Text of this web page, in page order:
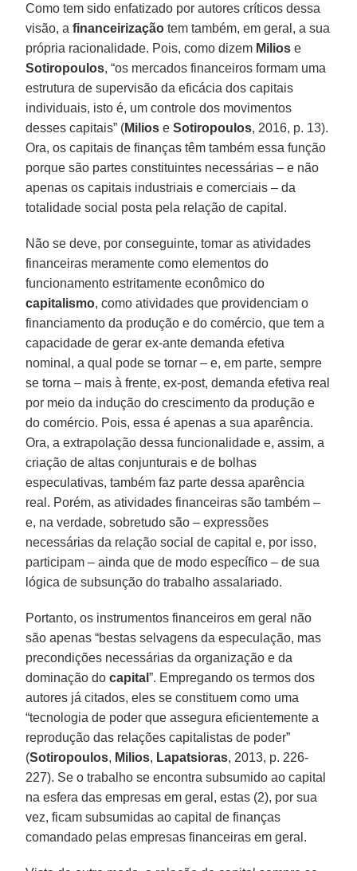
Como tem sido enfatizado por autores críticos dessa
visão, afinanceirização tem também, em geral, a sua
própria racionalidade. Pois, como dizem Milios e
Sotiropoulos, “os mercados financeiros formam uma
estrutura de supervisão da eficácia dos capitais
individuais, isto é, um controle dos movimentos
desses capitais” (Milios eSotiropoulos, 2016, p. 13).
Ora, os capitais de finanças têm também essa função
porque são partes constituintes necessárias – e não
apenas os capitais industriais e comerciais – da
totalidade social posta pela relação de capital.
Não se deve, por conseguinte, tomar as atividades
financeiras meramente como elementos do
funcionamento estritamente econômico do
capitalismo, como atividades que providenciam o
financiamento da produção e do comércio, que tem a
capacidade de gerar ex-ante demanda efetiva
nominal, a qual pode se tornar – e, em parte, sempre
se torna – mais à frente, ex-post, demanda efetiva real
por meio da indução do crescimento da produção e
do comércio. Pois, essa é apenas a sua aparência.
Ora, a extrapolação dessa funcionalidade e, assim, a
criação de altas conjunturais e de bolhas
especulativas, também faz parte dessa aparência
real. Porém, as atividades financeiras são também –
e, na verdade, sobretudo são – expressões
necessárias da relação social de capital e, por isso,
participam – ainda que de modo específico – de sua
lógica de subsunção do trabalho assalariado.
Portanto, os instrumentos financeiros em geral não
são apenas “bestas selvagens da especulação, mas
precondições necessárias da organização e da
dominação docapital”. Empregando os termos dos
autores já citados, eles se constituem como uma
“tecnologia de poder que assegura eficientemente a
reprodução das relações capitalistas de poder”
(Sotiropoulos, Milios, Lapatsioras, 2013, p. 226-
227). Se o trabalho se encontra subsumido ao capital
na esfera das empresas em geral, estas (2), por sua
vez, ficam subsumidas ao capital de finanças
comandado pelas empresas financeiras em geral.